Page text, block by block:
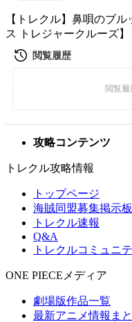
【トレクル】鼻唄のブ
ス トレジャークルーズ】
攻略コンテンツ
トレクル攻略情報
トップページ
海賊同盟募集掲示板
トレクル速報
Q&A
トレクルコミュニ
ONE PIECEメディア
劇場版作品一覧
最新アニメ情報ま